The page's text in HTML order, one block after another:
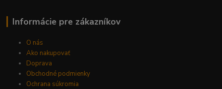
Informácie pre zákazníkov
O nás
Ako nakupovať
Doprava
Obchodné podmienky
Ochrana súkromia